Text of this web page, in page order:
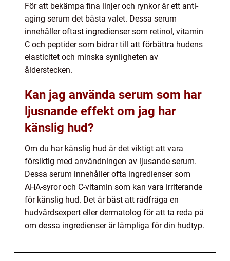
För att bekämpa fina linjer och rynkor är ett anti-
aging serum det bästa valet. Dessa serum
innehåller oftast ingredienser som retinol, vitamin
C och peptider som bidrar till att förbättra hudens
elasticitet och minska synligheten av
ålderstecken.
Kan jag använda serum som har
ljusnande effekt om jag har
känslig hud?
Om du har känslig hud är det viktigt att vara
försiktig med användningen av ljusande serum.
Dessa serum innehåller ofta ingredienser som
AHA-syror och C-vitamin som kan vara irriterande
för känslig hud. Det är bäst att rådfråga en
hudvårdsexpert eller dermatolog för att ta reda på
om dessa ingredienser är lämpliga för din hudtyp.